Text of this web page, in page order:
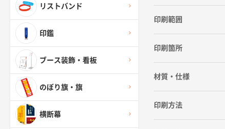
リストバンド
印鑑
ブース装飾・看板
のぼり旗・旗
横断幕
印刷範囲
印刷箇所
材質・仕様
印刷方法